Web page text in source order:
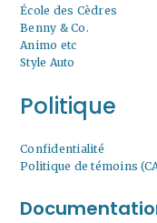
École des Cèdres
Benny & Co.
Animo etc
Style Auto
Politique
Confidentialité
Politique de témoins